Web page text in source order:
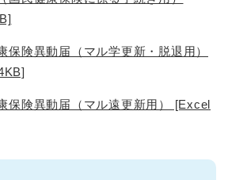
保険異動届（マル学更新・脱退用）
保険異動届（マル遠更新用） [Excel